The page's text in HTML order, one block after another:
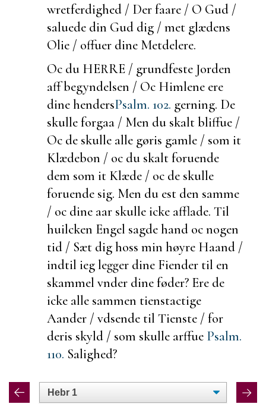
wretferdighed / Der faare / O Gud /
saluede din Gud dig / met glædens
Olie / offuer dine Metdelere.
Oc du HERRE / grundfeste Jorden
aff begyndelsen / Oc Himlene ere
dine hendersPsalm. 102. gerning. De
skulle forgaa / Men du skalt bliffue /
Oc de skulle alle gøris gamle / som it
Klædebon / oc du skaltforuende
dem som it Klæde / oc de skulle
foruende sig. Men du est den samme
/ oc dine aar skulle icke afflade. Til
huilcken Engel sagde hand oc nogen
tid / Sæt dig hoss min høyre Haand /
indtil ieg legger dine Fiender til en
skammel vnder dine føder? Ere de
icke alle sammen tienstactige
Aander / vdsende til Tienste / for
deris skyld / som skulle arffue Psalm.
110. Salighed?